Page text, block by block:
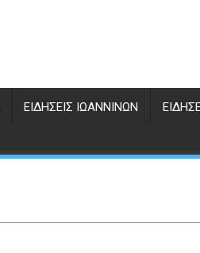
ΕΙΔΉΣΕΙΣ ΙΩΑΝΝΊΝΩΝ